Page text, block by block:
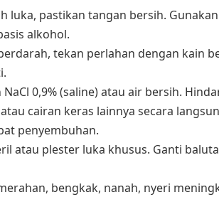
luka, pastikan tangan bersih.
alkohol.
tekan perlahan dengan kain
0,9% (saline) atau air bersih.
cairan keras lainnya secara
penyembuhan.
atau plester luka khusus. Ganti
bengkak, nanah, nyeri